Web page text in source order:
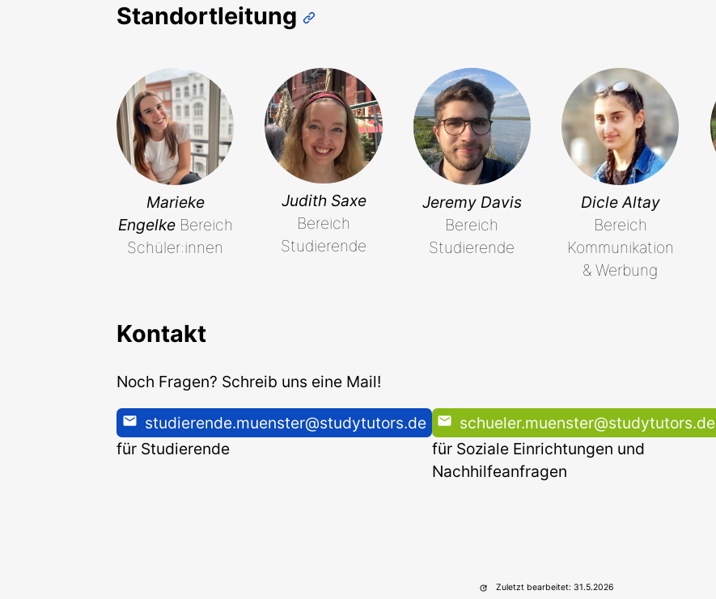
Standortleitung
Marieke
Engelke Bereich
Schüler:innen
Judith Saxe
Bereich
Studierende
Jeremy Davis
Bereich
Studierende
Dicle Altay
Bereich
Kommunikation
& Werbung
Kontakt
Noch Fragen? Schreib uns eine Mail!
studierende.muenster@studytutors.de
für Studierende
schueler.muenster@studytutors.de
für Soziale Einrichtungen und
Nachhilfeanfragen
Zuletzt bearbeitet: 31.5.2026